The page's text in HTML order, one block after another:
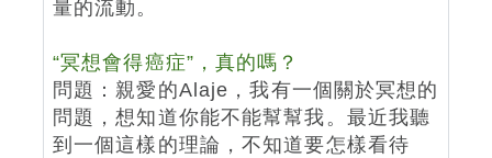
量的流動。
“冥想會得癌症”，真的嗎？
問題：親愛的Alaje，我有一個關於冥想的
問題，想知道你能不能幫幫我。最近我聽
到一個這樣的理論，不知道要怎樣看待